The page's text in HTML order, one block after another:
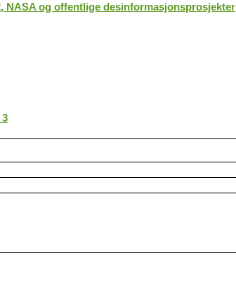
NASA og offentlige desinformasjonsprosjekter